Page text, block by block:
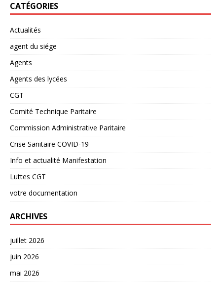
CATÉGORIES
Actualités
agent du siége
Agents
Agents des lycées
CGT
Comité Technique Paritaire
Commission Administrative Paritaire
Crise Sanitaire COVID-19
Info et actualité Manifestation
Luttes CGT
votre documentation
ARCHIVES
juillet 2026
juin 2026
mai 2026